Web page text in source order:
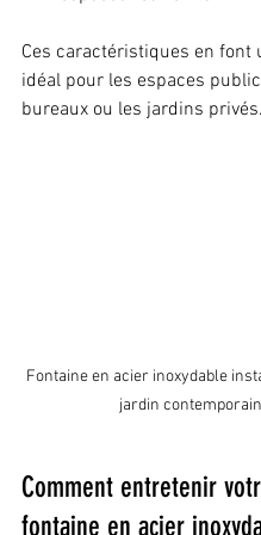
Ces caractéristiques en font
idéal pour les espaces
bureaux ou les jardins privés.
Fontaine en acier inoxydable
jardin contemporain
Comment entretenir
fontaine en acier